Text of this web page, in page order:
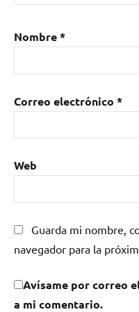
Nombre*
Correo electrónico *
Web
Guarda mi nombre,
navegador para la
Avísame por correo
a mi comentario.